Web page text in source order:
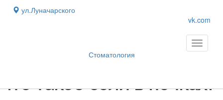
ул.Луначарского
vk.com
Стоматология
Toggle
Что такое соли в почках?